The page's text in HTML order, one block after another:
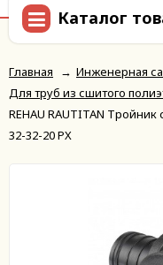
Каталог
Главная → Инженерная
Для труб из сшитого
REHAU RAUTITAN
32-32-20 PX